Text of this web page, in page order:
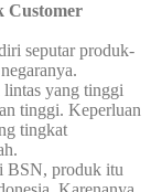
Customer
seputar produk-
lintas yang tinggi
tinggi. Keperluan
tingkat
BSN, produk itu